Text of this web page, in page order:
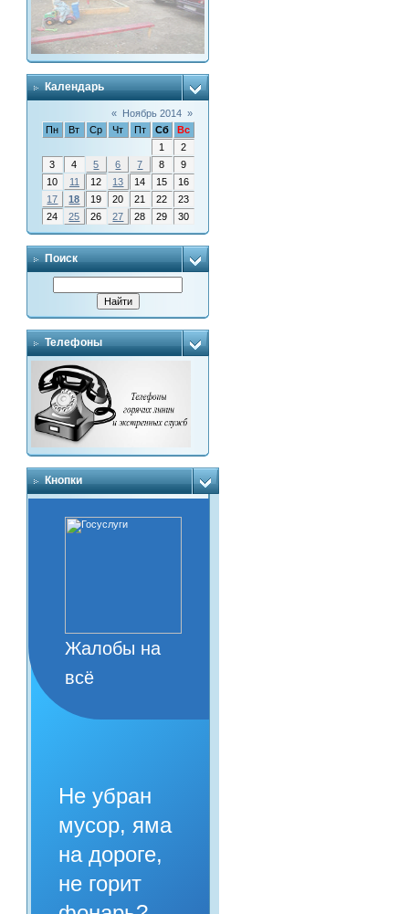
Календарь
« Ноябрь 2014 »
Пн
Вт Ср Чт Пт Сб
Вс
1
2
3
4 5 6 7 8
9
10
11 12 13 14 15
16
17
18 19 20 21 22
23
24
25 26 27 28 29 30
Поиск
Телефоны
Кнопки
Жалобы на
всё
Не убран
мусор, яма
на дороге,
не горит